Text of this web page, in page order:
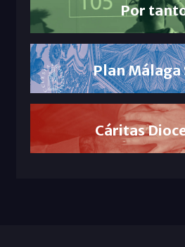
Por
Plan Málaga
Cáritas